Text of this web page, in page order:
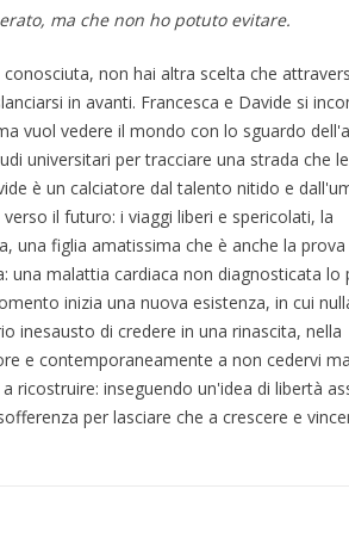
ma che non ho potuto evitare.
non hai altra scelta che
in avanti. Francesca e Davide si
vuol vedere il mondo con lo sguardo
universitari per tracciare una strada che le
è un calciatore dal talento nitido e
il futuro: i viaggi liberi e spericolati, la
una figlia amatissima che è anche la prova
una malattia cardiaca non diagnosticata lo
inizia una nuova esistenza, in cui
inesausto di credere in una rinascita, nella
e contemporaneamente a non cedervi
ricostruire: inseguendo un'idea di libertà
per lasciare che a crescere e